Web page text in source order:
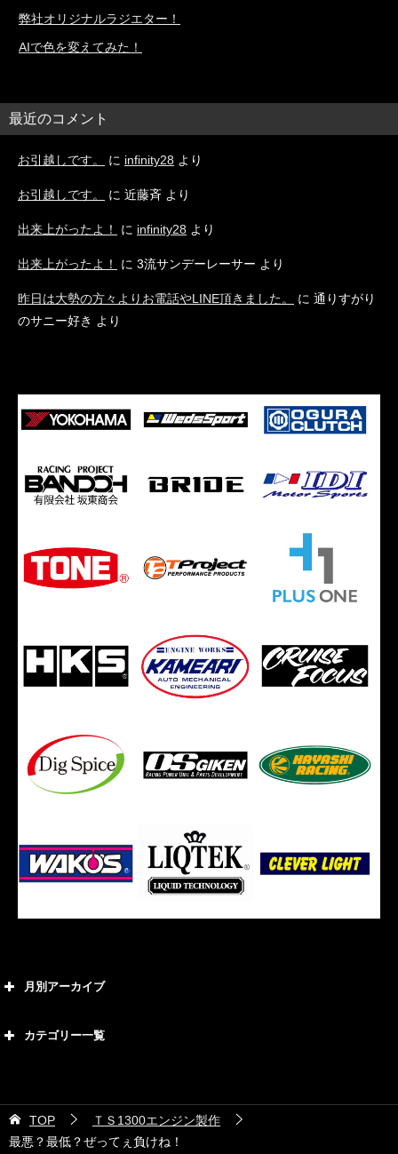
弊社オリジナルラジエター！
AIで色を変えてみた！
最近のコメント
お引越しです。 に infinity28 より
お引越しです。 に 近藤斉 より
出来上がったよ！ に infinity28 より
出来上がったよ！ に 3流サンデーレーサー より
昨日は大勢の方々よりお電話やLINE頂きました。 に 通りすがり
のサニー好き より
月別アーカイブ
2026年5月
2026年4月
カテゴリー一覧
21号車
28号車
TOP
ＴＳ1300エンジン製作
最悪？最低？ぜってぇ負けね！